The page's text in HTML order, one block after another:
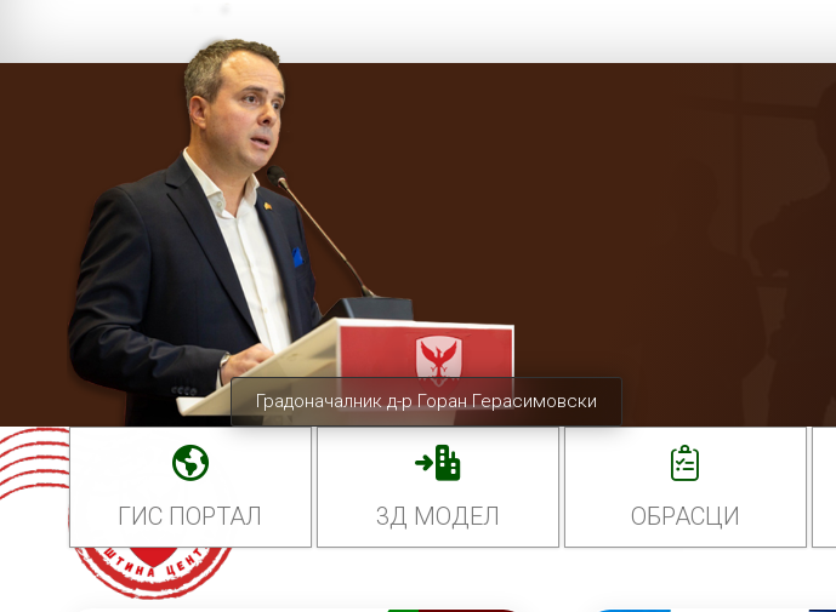
Градоначалник д-р Горан Герасимовски
ГИС ПОРТАЛ 3Д МОДЕЛ ОБРАСЦИ